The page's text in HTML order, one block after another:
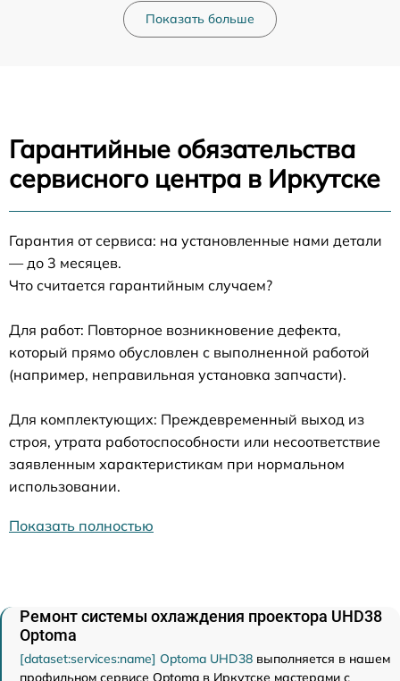
Показать больше
Гарантийные обязательства
сервисного центра в Иркутске
Гарантия от сервиса: на установленные нами детали
— до 3 месяцев.
Что считается гарантийным случаем?
Для работ: Повторное возникновение дефекта,
который прямо обусловлен с выполненной работой
(например, неправильная установка запчасти).
Для комплектующих: Преждевременный выход из
строя, утрата работоспособности или несоответствие
заявленным характеристикам при нормальном
использовании.
Показать полностью
Ремонт системы охлаждения проектора UHD38
Optoma
[dataset:services:name] Optoma UHD38 выполняется в нашем
профильном сервисе Optoma в Иркутске мастерами с